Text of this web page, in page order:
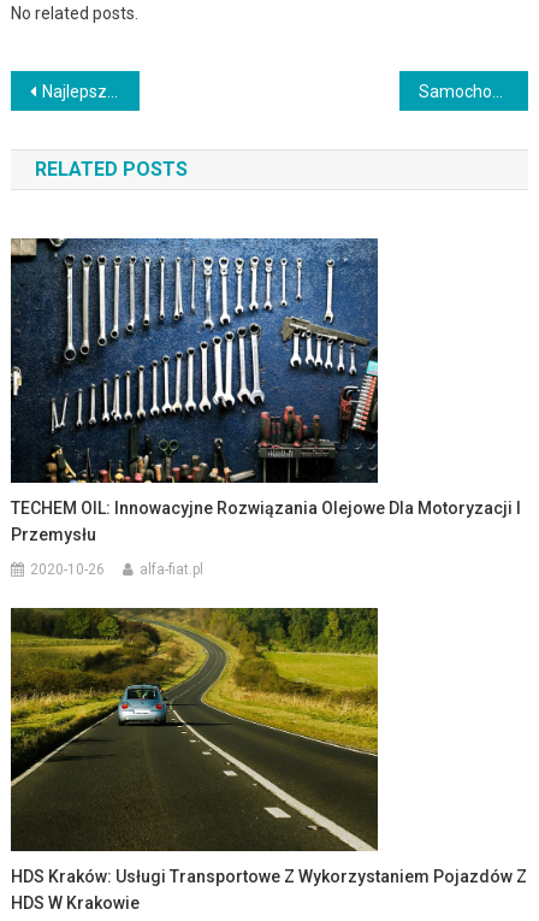
No related posts.
Nawigacja
wpisu
Najlepsze samochody rodzinne na rynku w 2022 roku
RELATED POSTS
TECHEM OIL: Innowacyjne Rozwiązania Olejowe Dla Motoryzacji I
Przemysłu
2020-10-26 alfa-fiat.pl
HDS Kraków: Usługi Transportowe Z Wykorzystaniem Pojazdów Z
HDS W Krakowie